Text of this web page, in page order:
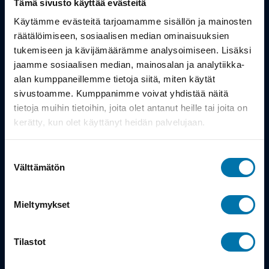
Tämä sivusto käyttää evästeitä
Käytämme evästeitä tarjoamamme sisällön ja mainosten
räätälöimiseen, sosiaalisen median ominaisuuksien
tukemiseen ja kävijämäärämme analysoimiseen. Lisäksi
jaamme sosiaalisen median, mainosalan ja analytiikka-
alan kumppaneillemme tietoja siitä, miten käytät
sivustoamme. Kumppanimme voivat yhdistää näitä
tietoja muihin tietoihin, joita olet antanut heille tai joita on
kerätty, kun olet käyttänyt heidän palvelujaan.
valinta
Välttämätön
Mieltymykset
Tilastot
Työsuhdepyörä
Info
Toimitus
Takuu ja palautukset
Maksutavat